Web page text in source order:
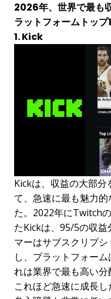
2026年、世界で最も
ラットフォームトップ
1. Kick
Kickは、収益の大部
て、急速に最も魅力
た。2022年にTwitch
たKickは、95/5の収
マーはサブスクリプ
し、プラットフォー
れは業界で最も高い
これほど急速に成長し